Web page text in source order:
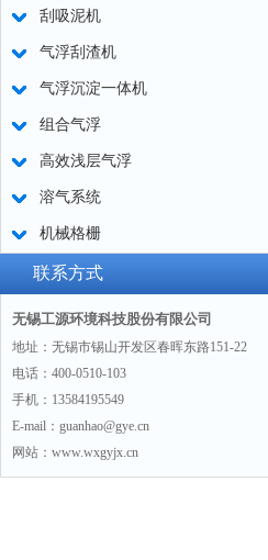
刮吸泥机
气浮刮渣机
气浮沉淀一体机
组合气浮
高效浅层气浮
溶气系统
机械格栅
联系方式
无锡工源环境科技股份有限公司
地址：无锡市锡山开发区春晖东路151-22
电话：400-0510-103
手机：13584195549
E-mail：guanhao@gye.cn
网站：www.wxgyjx.cn